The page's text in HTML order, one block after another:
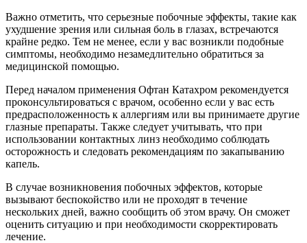
Важно отметить, что серьезные побочные эффекты, такие как
ухудшение зрения или сильная боль в глазах, встречаются
крайне редко. Тем не менее, если у вас возникли подобные
симптомы, необходимо незамедлительно обратиться за
медицинской помощью.
Перед началом применения Офтан Катахром рекомендуется
проконсультироваться с врачом, особенно если у вас есть
предрасположенность к аллергиям или вы принимаете другие
глазные препараты. Также следует учитывать, что при
использовании контактных линз необходимо соблюдать
осторожность и следовать рекомендациям по закапыванию
капель.
В случае возникновения побочных эффектов, которые
вызывают беспокойство или не проходят в течение
нескольких дней, важно сообщить об этом врачу. Он сможет
оценить ситуацию и при необходимости скорректировать
лечение.